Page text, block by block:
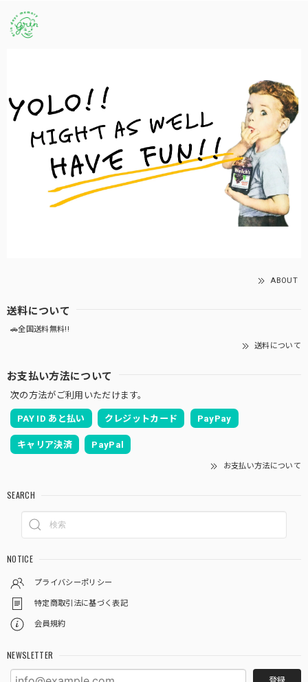
ABOUT
送料について
🚗全国送料無料!!
送料について
お支払い方法について
次の方法がご利用いただけます。
PAY ID あと払い クレジットカード PayPay
キャリア決済 PayPal
お支払い方法について
SEARCH
NOTICE
プライバシーポリシー
特定商取引法に基づく表記
会員規約
NEWSLETTER